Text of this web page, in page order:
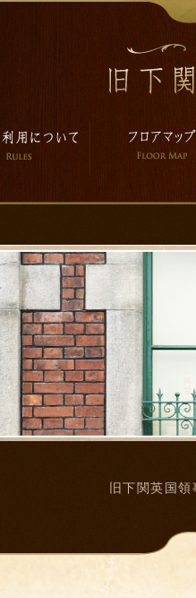
旧下関英国